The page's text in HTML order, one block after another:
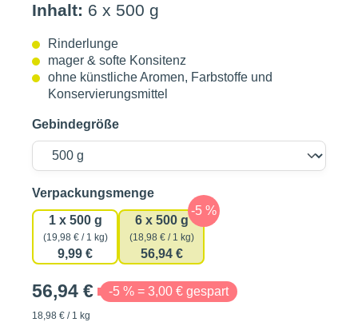
Inhalt: 6 x 500 g
Rinderlunge
mager & softe Konsitenz
ohne künstliche Aromen, Farbstoffe und
Konservierungsmittel
Gebindegröße
Verpackungsmengeauswählen
1 x 500 g
(19,98 € / 1 kg)
9,99 €
6 x 500 g
(18,98 € / 1 kg)
56,94 €
56,94 € -5 % = 3,00 € gespart
18,98 € / 1 kg